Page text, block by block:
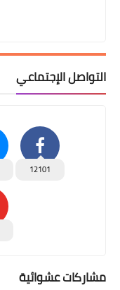
التواصل الإجتماعي
12101
مشاركات عشوائية